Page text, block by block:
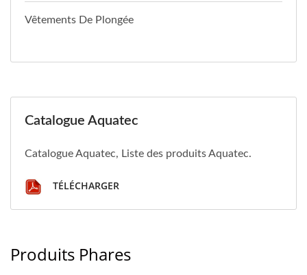
Vêtements De Plongée
Catalogue Aquatec
Catalogue Aquatec, Liste des produits Aquatec.
TÉLÉCHARGER
Produits Phares